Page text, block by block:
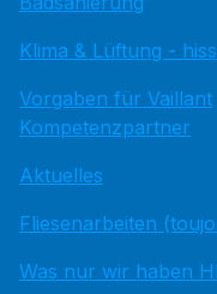
Klima & Lüftung -
Vorgaben für Vaillant
Kompetenzpartner
Aktuelles
Fliesenarbeiten
Was nur wir haben HI